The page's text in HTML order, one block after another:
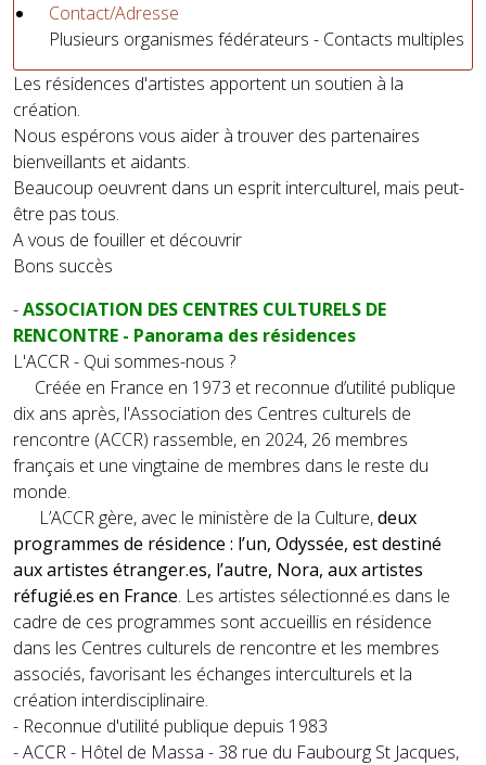
Contact/Adresse
Plusieurs organismes fédérateurs - Contacts multiples
Les résidences d'artistes apportent un soutien à la
création.
Nous espérons vous aider à trouver des partenaires
bienveillants et aidants.
Beaucoup oeuvrent dans un esprit interculturel, mais peut-
être pas tous.
A vous de fouiller et découvrir
Bons succès
-ASSOCIATION DES CENTRES CULTURELS DE
RENCONTRE - Panorama des résidences
L'ACCR - Qui sommes-nous ?
Créée en France en 1973 et reconnue d’utilité publique
dix ans après, l'Association des Centres culturels de
rencontre (ACCR) rassemble, en 2024, 26 membres
français et une vingtaine de membres dans le reste du
monde.
L’ACCR gère, avec le ministère de la Culture,deux
programmes de résidence : l’un, Odyssée, est destiné
aux artistes étranger.es, l’autre, Nora, aux artistes
réfugié.es en France. Les artistes sélectionné.es dans le
cadre de ces programmes sont accueillis en résidence
dans les Centres culturels de rencontre et les membres
associés, favorisant les échanges interculturels et la
création interdisciplinaire.
- Reconnue d'utilité publique depuis 1983
- ACCR - Hôtel de Massa - 38 rue du Faubourg St Jacques,